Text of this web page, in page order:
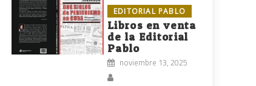
EDITORIAL PABLO
Libros en venta
de la Editorial
Pablo
noviembre 13, 2025